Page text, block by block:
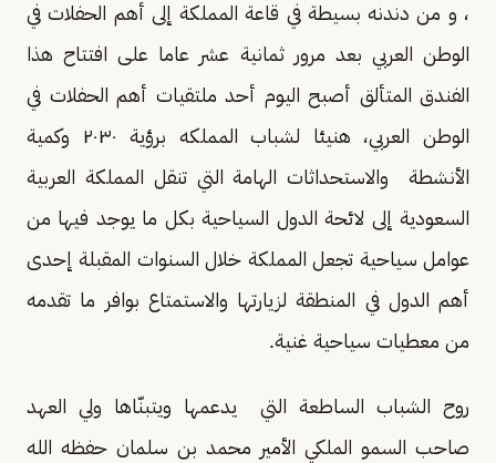
، و من دندنه بسيطة في قاعة المملكة إلى أهم الحفلات في
الوطن العربي بعد مرور ثمانية عشر عاما على افتتاح هذا
الفندق المتألق أصبح اليوم أحد ملتقيات أهم الحفلات في
الوطن العربي، هنيئا لشباب المملكه برؤية ٢٠٣٠ وكمية
الأنشطة والاستحداثات الهامة التي تنقل المملكة العربية
السعودية إلى لائحة الدول السياحية بكل ما يوجد فيها من
عوامل سياحية تجعل المملكة خلال السنوات المقبلة إحدى
أهم الدول في المنطقة لزيارتها والاستمتاع بوافر ما تقدمه
من معطيات سياحية غنية.
روح الشباب الساطعة التي يدعمها ويتبنّاها ولي العهد
صاحب السمو الملكي الأمير محمد بن سلمان حفظه الله